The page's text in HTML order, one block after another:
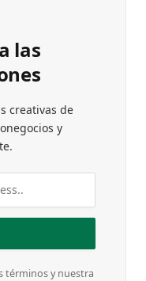
las
creativas de
y
términos y nuestra